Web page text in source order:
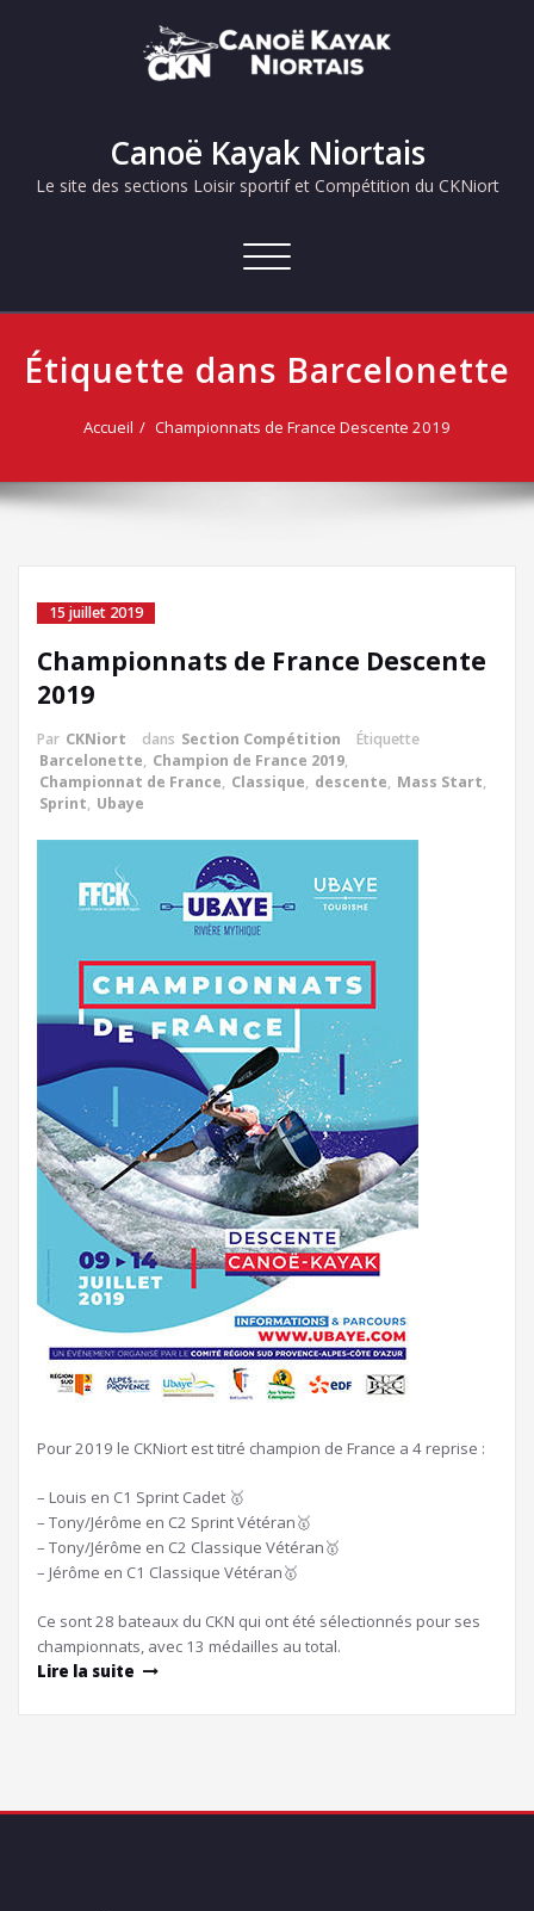
Canoë Kayak Niortais
Le site des sections Loisir sportif et Compétition du CKNiort
Afficher/masquer
navigation
Étiquette dans Barcelonette
Accueil Championnats de France Descente 2019
15 juillet 2019
Championnats de France Descente
2019
Par CKNiort dans Section Compétition
Étiquette
Barcelonette, Champion de France 2019,
Championnat de France, Classique, descente, Mass Start,
Sprint, Ubaye
Pour 2019 le CKNiort est titré champion de France a 4 reprise :
– Louis en C1 Sprint Cadet 🥇
– Tony/Jérôme en C2 Sprint Vétéran🥇
– Tony/Jérôme en C2 Classique Vétéran🥇
– Jérôme en C1 Classique Vétéran🥇
Ce sont 28 bateaux du CKN qui ont été sélectionnés pour ses
championnats, avec 13 médailles au total.
Lire la suite